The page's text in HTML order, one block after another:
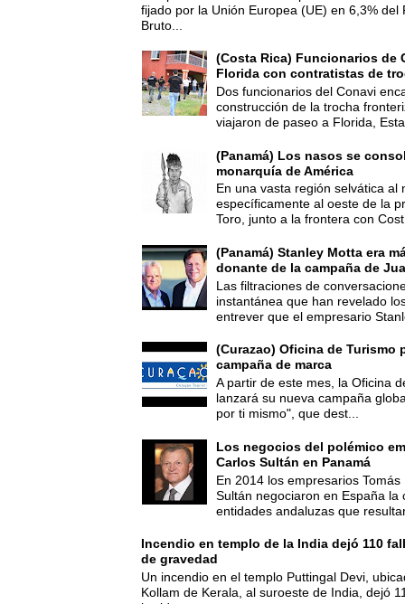
fijado por la Unión Europea (UE) en 6,3% del
Bruto...
(Costa Rica) Funcionarios de
Florida con contratistas de
Dos funcionarios del Conavi
construcción de la trocha
viajaron de paseo a Florida,
(Panamá) Los nasos se
monarquía de América
En una vasta región selvática al
específicamente al oeste de la
Toro, junto a la frontera con
(Panamá) Stanley Motta era
donante de la campaña de
Las filtraciones de
instantánea que han revelado
entrever que el empresario
(Curazao) Oficina de Turismo
campaña de marca
A partir de este mes, la Oficina
lanzará su nueva campaña
por ti mismo", que dest...
Los negocios del polémico
Carlos Sultán en Panamá
En 2014 los empresarios
Sultán negociaron en España la
entidades andaluzas que
Incendio en templo de la India dejó 110
de gravedad
Un incendio en el templo Puttingal Devi,
Kollam de Kerala, al suroeste de India, dejó